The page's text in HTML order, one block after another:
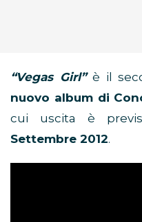
“Vegas Girl”è il
nuovo album di
cui uscita è
Settembre 2012.